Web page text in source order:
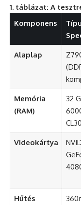
1. táblázat: A
Komponens
Alaplap
Memória
(RAM)
32
CL30
Videokártya
Hűtés